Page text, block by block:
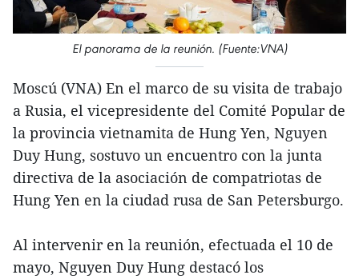
El panorama de la reunión. (Fuente:VNA)
Moscú (VNA) En el marco de su visita de trabajo
a Rusia, el vicepresidente del Comité Popular de
la provincia vietnamita de Hung Yen, Nguyen
Duy Hung, sostuvo un encuentro con la junta
directiva de la asociación de compatriotas de
Hung Yen en la ciudad rusa de San Petersburgo.
Al intervenir en la reunión, efectuada el 10 de
mayo, Nguyen Duy Hung destacó los